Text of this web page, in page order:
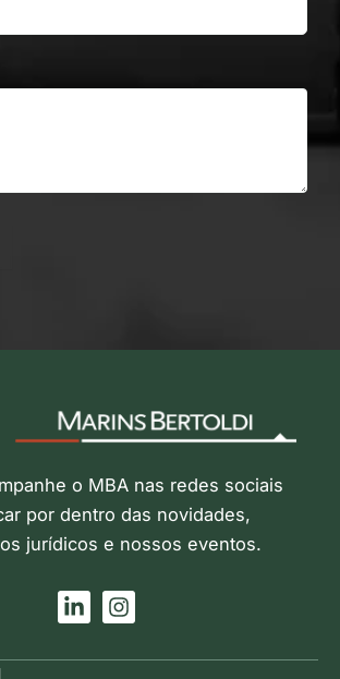
o MBA nas redes sociais
por dentro das novidades,
jurídicos e nossos eventos.
L
i
k
I
n
t